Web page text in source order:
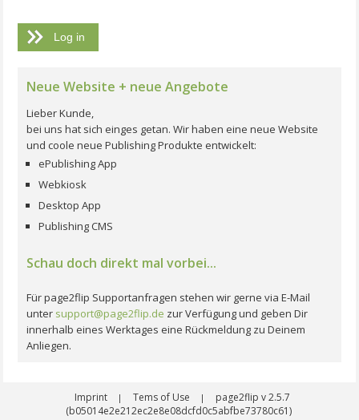
Neue Website + neue Angebote
Lieber Kunde,
bei uns hat sich einges getan. Wir haben eine neue Website
und coole neue Publishing Produkte entwickelt:
ePublishing App
Webkiosk
Desktop App
Publishing CMS
Schau doch direkt mal vorbei...
Für page2flip Supportanfragen stehen wir gerne via E-Mail
unter support@page2flip.de zur Verfügung und geben Dir
innerhalb eines Werktages eine Rückmeldung zu Deinem
Anliegen.
Imprint | Tems of Use |
page2flip v 2.5.7
(b05014e2e212ec2e8e08dcfd0c5abfbe73780c61)